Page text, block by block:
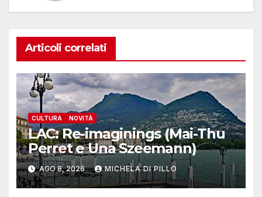
Articoli correlati
CULTURA NOVITÀ
LAC: Re-imaginings (Mai-Thu
Perret e Una Szeemann)
AGO 8, 2026 MICHELA DI PILLO